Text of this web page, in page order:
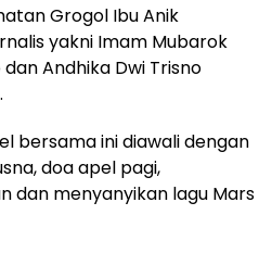
Grogol Ibu Anik
yakni Imam Mubarok
Andhika Dwi Trisno
bersama ini diawali dengan
doa apel pagi,
dan menyanyikan lagu Mars